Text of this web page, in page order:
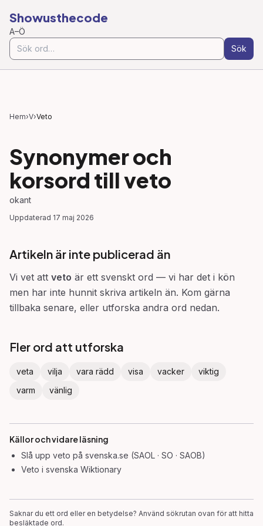
Showusthecode
A–Ö
Sök
Hem›V›Veto
Synonymer och
korsord tillveto
okant
Uppdaterad 17 maj 2026
Artikeln är inte publicerad än
Vi vet att veto är ett svenskt ord — vi har det i kön
men har inte hunnit skriva artikeln än. Kom gärna
tillbaka senare, eller utforska andra ord nedan.
Fler ord att utforska
veta vilja vara rädd visa vacker
viktig
varm
vänlig
Källor och vidare läsning
Slå upp veto på svenska.se (SAOL · SO · SAOB)
Veto i svenska Wiktionary
Saknar du ett ord eller en betydelse? Använd sökrutan ovan för att hitta
besläktade ord.